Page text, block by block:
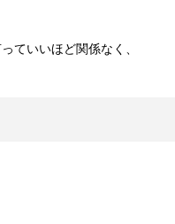
ていいほど関係なく、